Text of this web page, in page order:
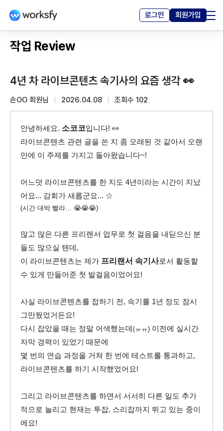
채용 · 프로젝트
로그인 회원가입
작업 Review
4년 차 라이브콘텐츠 속기사의 요즘 생각 👀
손OO 회원님 2026.04.08 조회수 102
안녕하세요. 소코코입니다! 👀
라이브콘텐츠 관련 글을 쓴 지 좀 오래된 것 같아서 오랜
만에 이 주제를 가지고 돌아왔습니다~!
어느덧 라이브콘텐츠를 한 지도 4년이라는 시간이 지났
어요... 감회가 새롭군요... ☆
(시간 대박 빨라… 😭😭😭)
많고 많은 다른 프리랜서 업무로 첫 걸음을 내딛으신 분
들도 많으실 텐데,
이 라이브콘텐츠는 제가 프리랜서 속기사로서 활동할
수 있게 만들어준 첫 발걸음이었어요!
사실 라이브콘텐츠를 접하기 전, 속기를 1년 정도 잠시
그만뒀었거든요!
다시 잡았을 때는 정말 어색했는데(ㅠㅠ) 이전에 실시간
자막 경력이 있었기 때문에
몇 번의 연습 과정을 거쳐 한 번에 테스트를 통과하고,
라이브콘텐츠를 하기 시작했었어요!
그리고 라이브콘텐츠를 하면서 서서히 다른 일도 추가
적으로 늘리고 현재는 투잡, 스리잡까지 뛰고 있는 중이
에요!